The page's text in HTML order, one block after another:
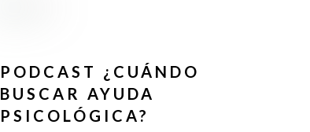
PODCAST ¿CUÁNDO
BUSCAR AYUDA
PSICOLÓGICA?